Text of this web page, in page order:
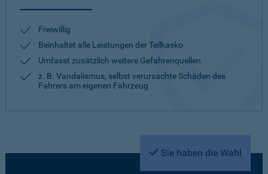
Freiwillig
Beinhaltet alle Leistungen der Teilkasko
Umfasst zusätzlich weitere Gefahrenquellen
z. B. Vandalismus, selbst verursachte Schäden des
Fahrers am eigenen Fahrzeug
Sie haben die Wahl